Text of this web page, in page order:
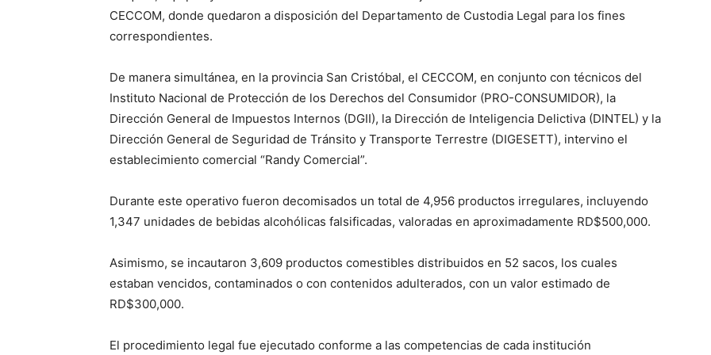
CECCOM, donde quedaron a disposición del Departamento de Custodia Legal para los fines
correspondientes.
De manera simultánea, en la provincia San Cristóbal, el CECCOM, en conjunto con técnicos del
Instituto Nacional de Protección de los Derechos del Consumidor (PRO-CONSUMIDOR), la
Dirección General de Impuestos Internos (DGII), la Dirección de Inteligencia Delictiva (DINTEL) y la
Dirección General de Seguridad de Tránsito y Transporte Terrestre (DIGESETT), intervino el
establecimiento comercial “Randy Comercial”.
Durante este operativo fueron decomisados un total de 4,956 productos irregulares, incluyendo
1,347 unidades de bebidas alcohólicas falsificadas, valoradas en aproximadamente RD$500,000.
Asimismo, se incautaron 3,609 productos comestibles distribuidos en 52 sacos, los cuales
estaban vencidos, contaminados o con contenidos adulterados, con un valor estimado de
RD$300,000.
El procedimiento legal fue ejecutado conforme a las competencias de cada institución